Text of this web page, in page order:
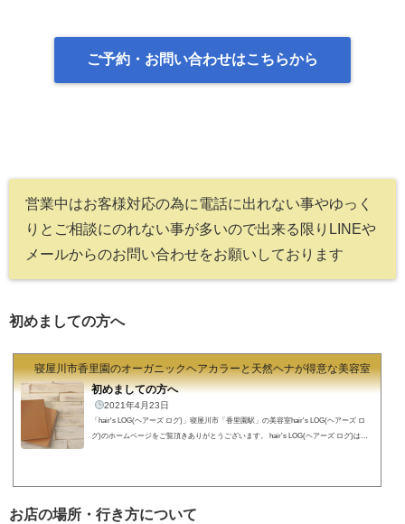
ご予約・お問い合わせはこちらから
営業中はお客様対応の為に電話に出れない事やゆっく
りとご相談にのれない事が多いので出来る限りLINEや
メールからのお問い合わせをお願いしております
初めましての方へ
寝屋川市香里園のオーガニックヘアカラーと天然ヘナが得意な美容室
初めましての方へ
2021年4月23日
「hair's LOG(ヘアーズ ログ)」寝屋川市「香里園駅」の美容室hair's LOG(ヘアーズ ロ
グ)のホームページをご覧頂きありがとうございます。 hair's LOG(ヘアーズ ログ)は目
お店の場所・行き方について